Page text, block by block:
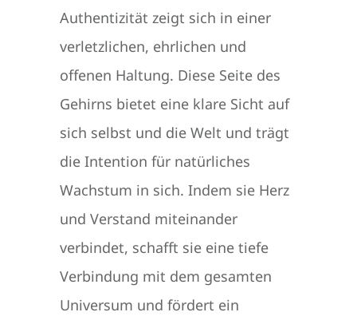
Authentizität zeigt sich in einer
verletzlichen, ehrlichen und
offenen Haltung. Diese Seite des
Gehirns bietet eine klare Sicht auf
sich selbst und die Welt und trägt
die Intention für natürliches
Wachstum in sich. Indem sie Herz
und Verstand miteinander
verbindet, schafft sie eine tiefe
Verbindung mit dem gesamten
Universum und fördert ein